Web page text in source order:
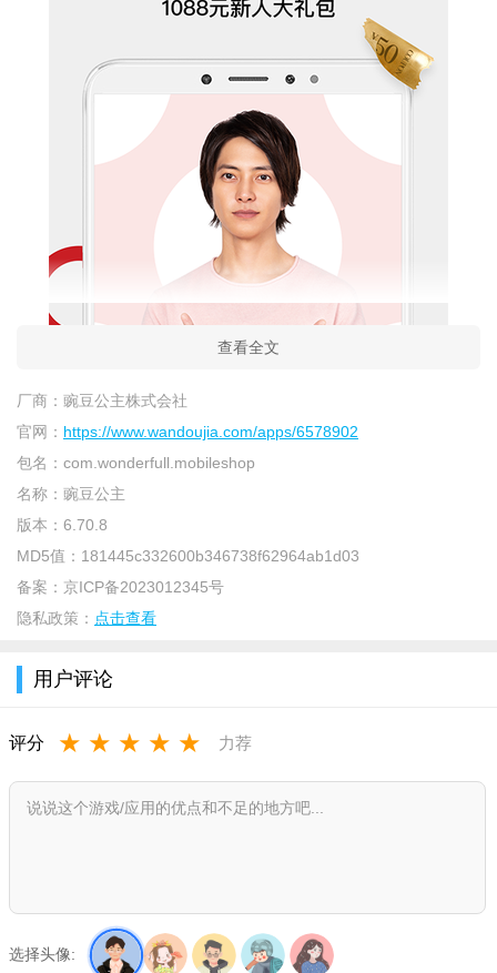
豌豆公主介绍
供真正的品牌优势和价格优势！
1、虎年大吉！春节物流不打烊！郑州保税仓全员顺丰配送到
家！
豌豆公主功能说明
查看全文
厂商： 豌豆公主株式会社
官网： https://www.wandoujia.com/apps/6578902
包名： com.wonderfull.mobileshop
名称： 豌豆公主
版本： 6.70.8
MD5值： 181445c332600b346738f62964ab1d03
备案： 京ICP备2023012345号
隐私政策： 点击查看
用户评论
评分 ★ ★ ★ ★ ★ 力荐
选择头像: